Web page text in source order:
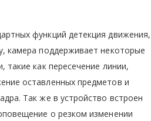
функций детекция движения,
камера поддерживает некоторые
такие как пересечение линии,
оставленных предметов и
Так же в устройство встроен
о резком изменении